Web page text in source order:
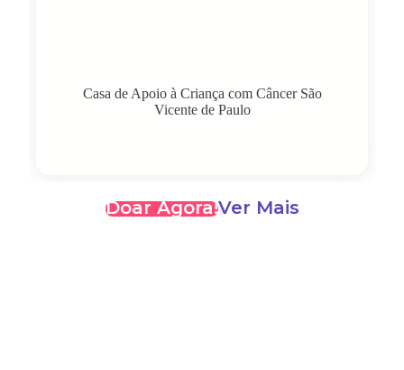
Casa de Apoio à Criança com Câncer São
Vicente de Paulo
Doar Agora!Ver Mais